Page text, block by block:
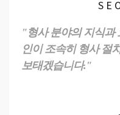
"형사 분야의 지식과
인이 조속히 형사 절
보태겠습니다."